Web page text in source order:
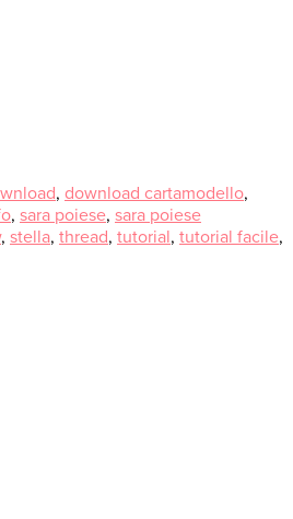
, download cartamodello,
, sara poiese, sara poiese
, stella, thread, tutorial, tutorial facile,